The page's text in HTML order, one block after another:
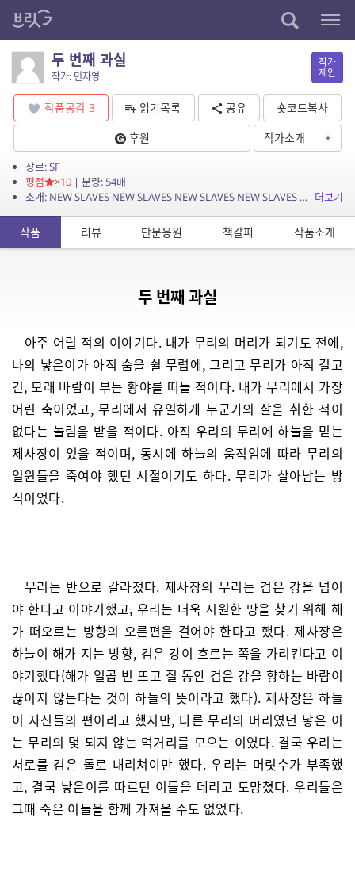
두 번째 과실
작가: 민자영
작가
제안
작품공감 3 읽기목록 공유
숏코드복사
후원
작가소개 +
장르:SF
평점
×10| 분량: 54매
소개: NEW SLAVES NEW SLAVES NEW SLAVES NEW SLAVES NEW SLAVES NEW SLAVES NEW SLAVES NEW SLAVES NEW SLAVES N... 더보기
작품 리뷰 단문응원 책갈피 작품소개
두 번째 과실
아주 어릴 적의 이야기다. 내가 무리의 머리가 되기도 전에,
나의 낳은이가 아직 숨을 쉴 무렵에, 그리고 무리가 아직 길고
긴, 모래 바람이 부는 황야를 떠돌 적이다. 내가 무리에서 가장
어린 축이었고, 무리에서 유일하게 누군가의 살을 취한 적이
없다는 놀림을 받을 적이다. 아직 우리의 무리에 하늘을 믿는
제사장이 있을 적이며, 동시에 하늘의 움직임에 따라 무리의
일원들을 죽여야 했던 시절이기도 하다. 무리가 살아남는 방
식이었다.
무리는 반으로 갈라졌다. 제사장의 무리는 검은 강을 넘어
야 한다고 이야기했고, 우리는 더욱 시원한 땅을 찾기 위해 해
가 떠오르는 방향의 오른편을 걸어야 한다고 했다. 제사장은
하늘이 해가 지는 방향, 검은 강이 흐르는 쪽을 가리킨다고 이
야기했다(해가 일곱 번 뜨고 질 동안 검은 강을 향하는 바람이
끊이지 않는다는 것이 하늘의 뜻이라고 했다). 제사장은 하늘
이 자신들의 편이라고 했지만, 다른 무리의 머리였던 낳은 이
는 무리의 몇 되지 않는 먹거리를 모으는 이였다. 결국 우리는
서로를 검은 돌로 내리쳐야만 했다. 우리는 머릿수가 부족했
고, 결국 낳은이를 따르던 이들을 데리고 도망쳤다. 우리들은
그때 죽은 이들을 함께 가져올 수도 없었다.